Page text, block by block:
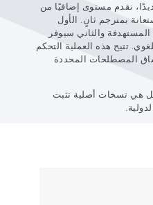
نقدم مستوى إضافيًا من
بمترجم ثانٍ. الأول
والثاني سيوفر
تتيح هذه العملية التحكم
المصطلحات المحددة
هي تسخات أصلية تثبت